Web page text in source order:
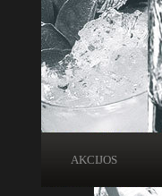
AKCIJOS